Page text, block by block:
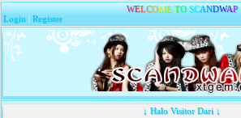
WELCOME TO SCANDWAP
Login |Register
↓ Halo Visitor Dari ↓